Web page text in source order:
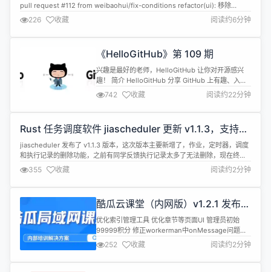
pull request #112 from weibaohui/fix-conditions refactor(ui): 移除
K8sTextConditions组件中未使用的name属性 docs(admin/config): 在配置
项中添加时间单位后缀并更新...
226 收藏 阅读约6分钟
《HelloGitHub》第 109 期
兴趣是最好的老师，HelloGitHub 让你对开源感兴
趣！ 简介 HelloGitHub 分享 GitHub 上有趣、入门
级的开源项目。
github.com/521xueweihan/HelloGitHub 这里有
实战项目、入门教程、黑科技、开源书籍、大厂开源
C/C++、Swift...让你在短时间...
742 收藏 阅读约22分钟
Rust 任务调度软件 jiascheduler 更新 v1.1.3，支持批
量删除
jiascheduler 发布了 v1.1.3 版本，这次版本主要新增了，作业，定时器，调度
和执行记录的删除功能，之前有同学反馈执行记录太多了无法删除，现在终于
可以删除了。 当然使用过程中发现的一些 bug 也一并修复了 下一个版本开
始，重点是作业编排功能。作业编排就是可以把多个任务编排成一个流程（有
向无环图），进而实现更复杂的功能。 项目是个人开发，长期更...
355 收藏 阅读约2分钟
酷瓜云课堂（内网版）v1.2.1 发布，
内部学习培训系统
优化索引管理工具 优化章节等页面UI 管理员初始
99999积分 修正workerman中onMessage问题
method="post" -&gt; method="POST" 修正非免
费课程试听问题 优化layer窗口中的表单跳转 优化倒
计时 系统介绍 酷瓜云课堂内网版，采用C扩展框架
252 收藏 阅读约2分钟